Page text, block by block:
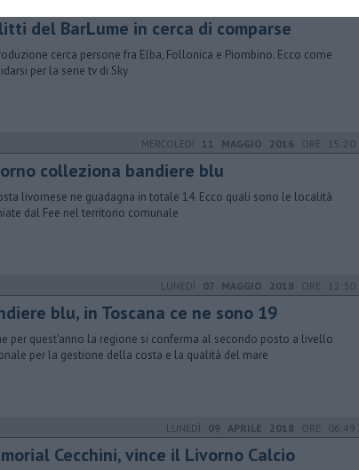
del BarLume in cerca di comparse
cerca persone fra Elba, Follonica e Piombino. Ecco come
per la serie tv di Sky
MERCOLEDÌ 11 MAGGIO 2016 ORE 15:20
colleziona bandiere blu
livornese ne guadagna in totale 14. Ecco quali sono le località
dal Fee nel territorio comunale
LUNEDÌ 07 MAGGIO 2018 ORE 12:30
blu, in Toscana ce ne sono 19
per quest'anno la regione si conferma al secondo posto a livello
per la gestione della costa e la qualità del mare
LUNEDÌ 09 APRILE 2018 ORE 06:49
Cecchini, vince il Livorno Calcio